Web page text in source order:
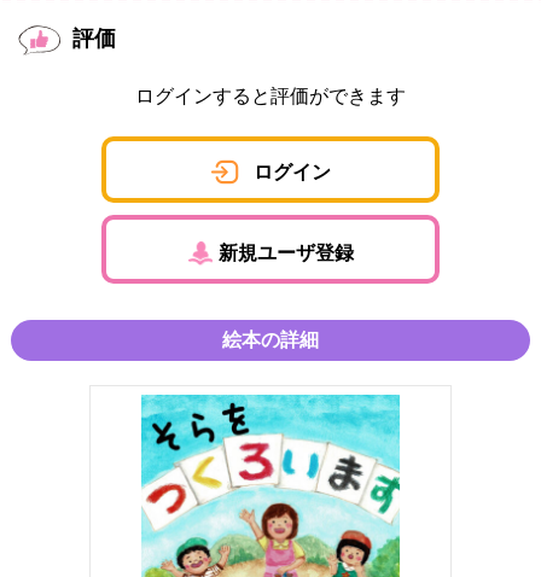
評価
ログインすると評価ができます
ログイン
新規ユーザ登録
絵本の詳細